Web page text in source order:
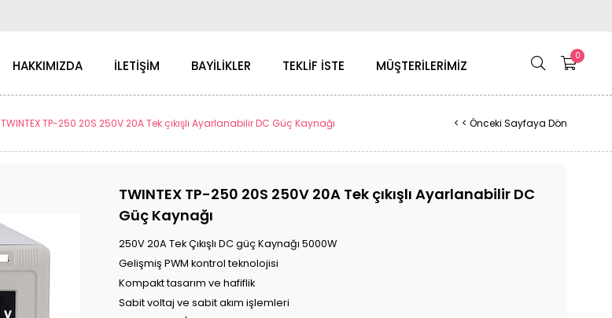
0
HAKKIMIZDA İLETİŞİM BAYİLİKLER TEKLİF İSTE MÜŞTERİLERİMİZ
TWINTEX TP-250 20S 250V 20A Tek çıkışlı Ayarlanabilir DC Güç Kaynağı < < Önceki Sayfaya Dön
TWINTEX TP-250 20S 250V 20A Tek çıkışlı Ayarlanabilir DC
Güç Kaynağı
250V 20A Tek Çıkışlı DC güç Kaynağı 5000W
Gelişmiş PWM kontrol teknolojisi
Kompakt tasarım ve hafiflik
Sabit voltaj ve sabit akım işlemleri